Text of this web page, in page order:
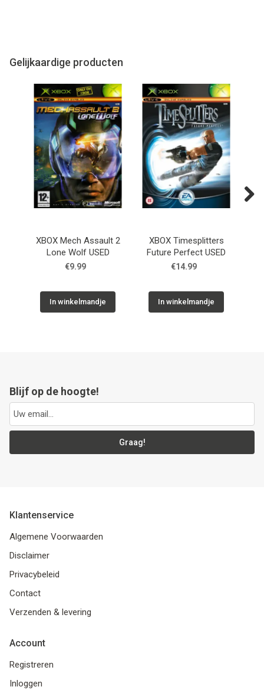
Gelijkaardige producten
XBOX Mech Assault 2
Lone Wolf USED
€9.99
In winkelmandje
XBOX Timesplitters
Future Perfect USED
€14.99
In winkelmandje
Blijf op de hoogte!
Graag!
Klantenservice
Algemene Voorwaarden
Disclaimer
Privacybeleid
Contact
Verzenden & levering
Account
Registreren
Inloggen